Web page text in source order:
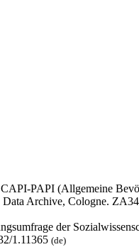
PAPI (Allgemeine
Archive, Cologne.
der
1.11365 (de)